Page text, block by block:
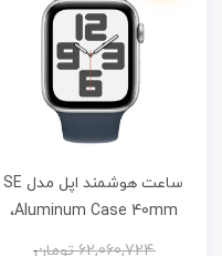
ساعت هوشمند اپل مدل SE
Aluminum Case 40mm،
مناسب برای ورزش، روزمره،
62,060,724 تومان